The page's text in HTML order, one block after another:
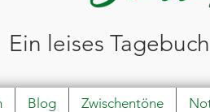
Ein leises
Blog Zwischentöne